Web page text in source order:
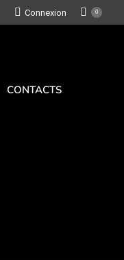
Connexion 0
CONTACTS